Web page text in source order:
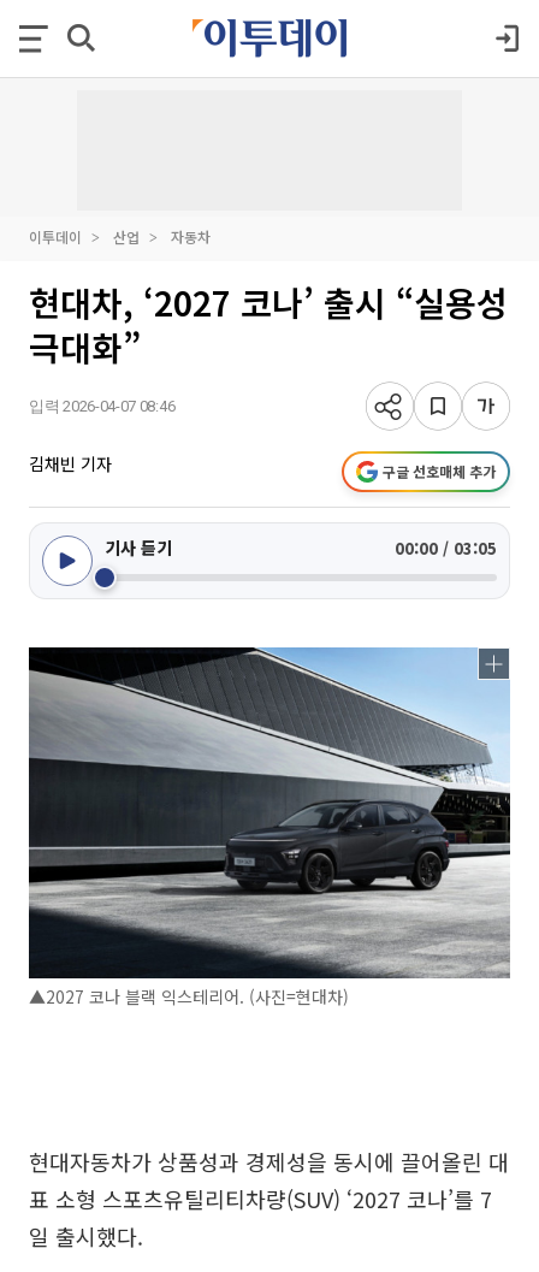
이투데이 산업 자동차
현대차, ‘2027 코나’ 출시 “실용성
극대화”
입력 2026-04-07 08:46
김채빈 기자 구글 선호매체 추가
기사 듣기 00:00 / 03:05
▲2027 코나 블랙 익스테리어. (사진=현대차)
현대자동차가 상품성과 경제성을 동시에 끌어올린 대
표 소형 스포츠유틸리티차량(SUV) ‘2027 코나’를 7
일 출시했다.